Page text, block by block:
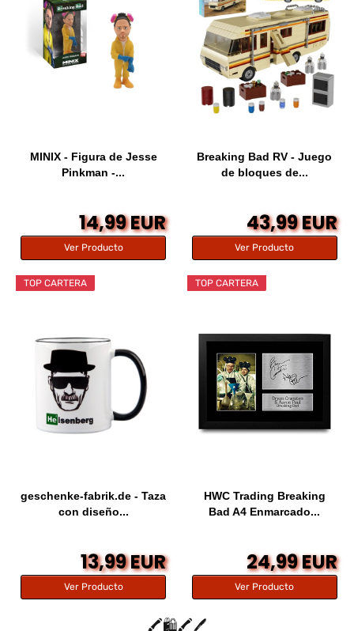
MINIX - Figura de Jesse
Pinkman -...
14,99 EUR
Ver Producto
Breaking Bad RV - Juego
de bloques de...
43,99 EUR
Ver Producto
TOP CARTERA
geschenke-fabrik.de - Taza
con diseño...
13,99 EUR
Ver Producto
TOP CARTERA
HWC Trading Breaking
Bad A4 Enmarcado...
24,99 EUR
Ver Producto
🖍️🛍️🖍️🖊️